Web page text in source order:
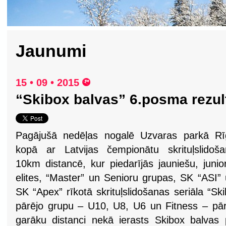
Jaunumi
15 • 09 • 2015
“Skibox balvas” 6.posma
Pagājušā nedēļas nogalē Uzvaras parkā
kopā ar Latvijas čempionātu
10km distancē, kur piedarījās jauniešu,
elites, “Master” un Senioru grupas, SK “ASI”
SK “Apex” rīkotā skrituļslidošanas seriāla
pārējo grupu – U10, U8, U6 un Fitness –
garāku distanci nekā ierasts Skibox balvas